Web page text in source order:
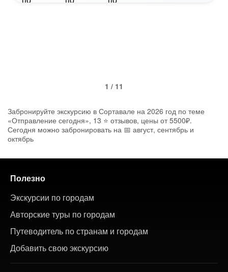
1 / 11
Забронируйте экскурсию в Сортавале на 2026 год по теме
«Отправление сегодня», 13 ⭐ отзывов, цены от 5500₽.
Сегодня можно забронировать на 📅 август, сентябрь и
октябрь
Полезно
Экскурсии по городам
Авторские туры по городам
Путеводитель по странам и городам
Добавить свою экскурсию